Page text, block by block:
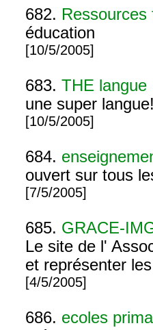
682. Ressources
éducation
[10/5/2005]
683. THE langue
une super
[10/5/2005]
684.
ouvert sur tous
[7/5/2005]
685. GRACE-
Le site de l'
et représenter
[4/5/2005]
686. ecoles